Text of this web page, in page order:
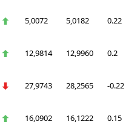
5,0072 5,0182 0.22
12,9814 12,9960 0.2
27,9743 28,2565 -0.22
16,0902 16,1222 0.15